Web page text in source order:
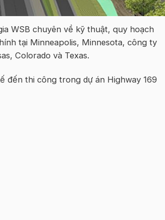
WSB chuyên về kỹ thuật, quy hoạch
tại Minneapolis, Minnesota, công ty
Colorado và Texas.
đến thi công trong dự án Highway 169